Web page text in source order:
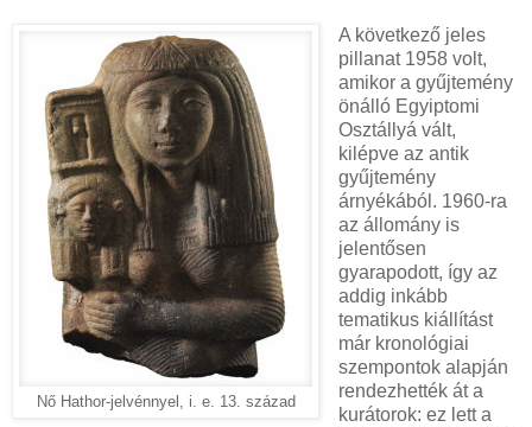
Nő Hathor-jelvénnyel, i. e. 13. század
A következő jeles
pillanat 1958 volt,
amikor a gyűjtemény
önálló Egyiptomi
Osztállyá vált,
kilépve az antik
gyűjtemény
árnyékából. 1960-ra
az állomány is
jelentősen
gyarapodott, így az
addig inkább
tematikus kiállítást
már kronológiai
szempontok alapján
rendezhették át a
kurátorok: ez lett a